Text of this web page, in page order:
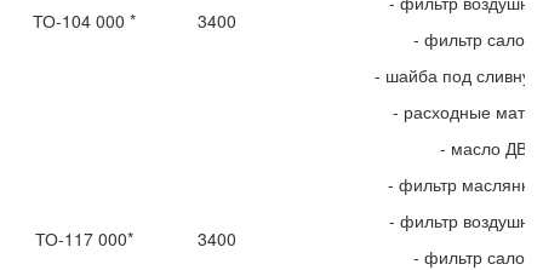
ТО-104 000 * 3400
- фильтр
- шайба под
- расходные
ТО-117 000* 3400
- масло ДВС
- фильтр
- фильтр
- фильтр